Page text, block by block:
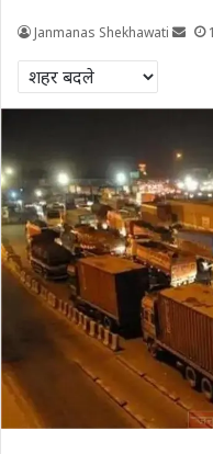
Janmanas Shekhawati